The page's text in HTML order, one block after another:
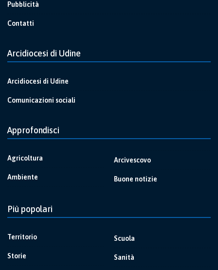
Pubblicità
Contatti
Arcidiocesi di Udine
Arcidiocesi di Udine
Comunicazioni sociali
Approfondisci
Agricoltura
Ambiente
Arcivescovo
Buone notizie
Più popolari
Territorio
Storie
Scuola
Sanità